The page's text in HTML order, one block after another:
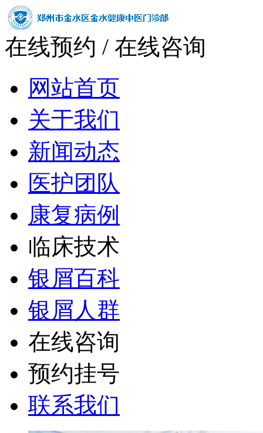
在线预约 / 在线咨询
网站首页
关于我们
新闻动态
医护团队
康复病例
临床技术
银屑百科
银屑人群
在线咨询
预约挂号
联系我们